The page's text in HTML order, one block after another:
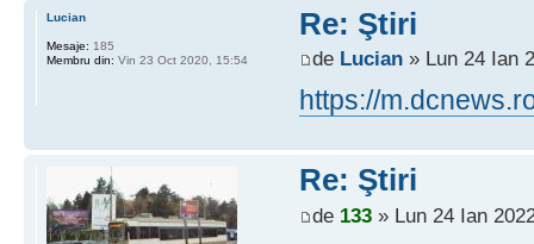
Re: Ştiri
de Lucian» Lun 24 Ian
https://
Lucian
Mesaje: 185
Membru din: Vin 23 Oct 2020, 15:54
Re: Ştiri
de 133» Lun 24 Ian